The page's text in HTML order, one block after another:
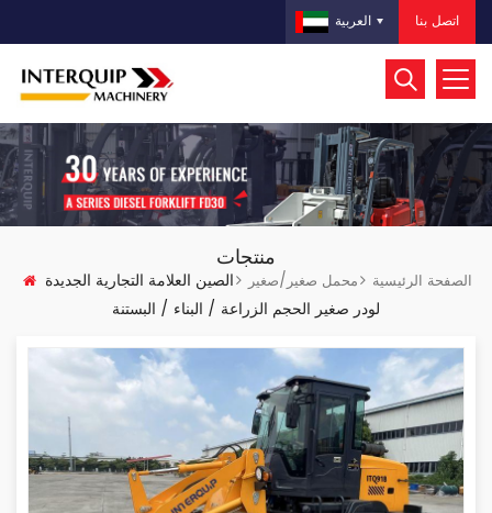
اتصل بنا العربية
منتجات
الصفحة الرئيسية محمل صغير/صغير
الصين العلامة التجارية الجديدة
لودر صغير الحجم الزراعة / البناء / البستنة